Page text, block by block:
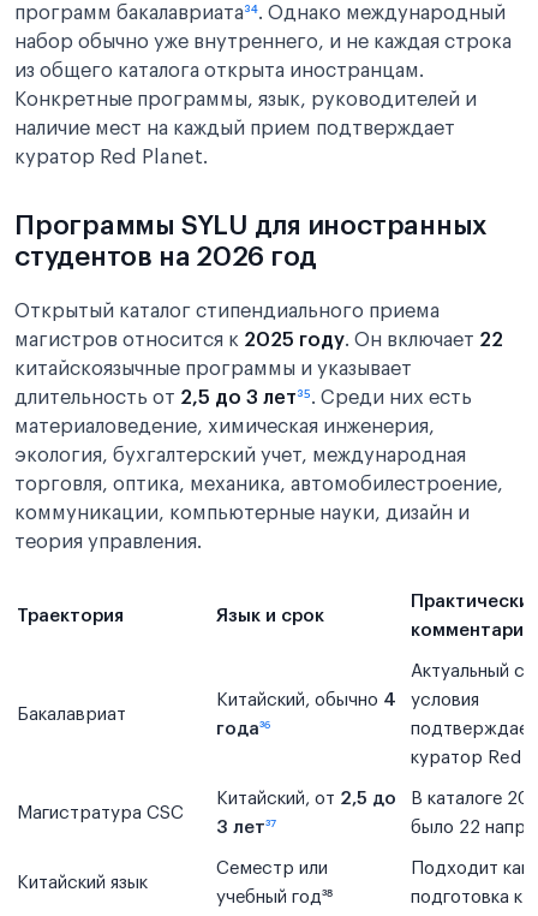
программ бакалавриата³⁴. Однако международный
набор обычно уже внутреннего, и не каждая строка
из общего каталога открыта иностранцам.
Конкретные программы, язык, руководителей и
наличие мест на каждый прием подтверждает
куратор Red Planet.
Программы SYLU для иностранных
студентов на 2026 год
Открытый каталог стипендиального приема
магистров относится к 2025 году. Он включает 22
китайскоязычные программы и указывает
длительность от 2,5 до 3 лет³⁵. Среди них есть
материаловедение, химическая инженерия,
экология, бухгалтерский учет, международная
торговля, оптика, механика, автомобилестроение,
коммуникации, компьютерные науки, дизайн и
теория управления.
Траектория Язык и срок
комментарий
Бакалавриат
Китайский, обычно 4
года³⁶
Актуальный
условия
подтверждает
куратор Red
Магистратура CSC
Китайский, от 2,5 до
3 лет³⁷
В каталоге
было 22
Китайский язык
Семестр или
учебный год³⁸
Подходит как
подготовка к